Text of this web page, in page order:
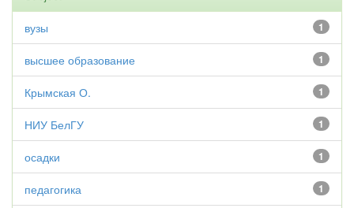
1
вузы
1
высшее образование
1
Крымская О.
1
НИУ БелГУ
1
осадки
1
педагогика